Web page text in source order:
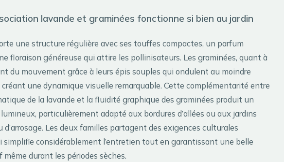
lavande et graminées fonctionne si bien au jardin
une structure régulière avec ses touffes compactes, un parfum
floraison généreuse qui attire les pollinisateurs. Les graminées, quant à
du mouvement grâce à leurs épis souples qui ondulent au moindre
une dynamique visuelle remarquable. Cette complémentarité entre
de la lavande et la fluidité graphique des graminées produit un
particulièrement adapté aux bordures d’allées ou aux jardins
Les deux familles partagent des exigences culturales
simplifie considérablement l’entretien tout en garantissant une belle
même durant les périodes sèches.